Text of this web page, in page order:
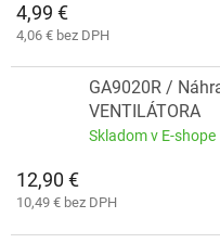
4,99 €
4,06 € bez DPH
GA9020R /
VENTILÁTORA
Skladom v E-shope
12,90 €
10,49 € bez DPH